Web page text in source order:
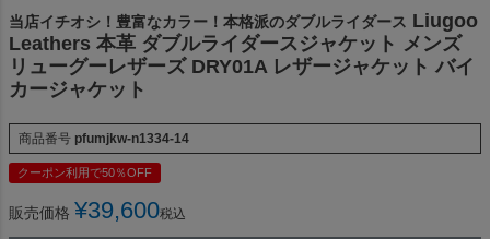
当店イチオシ！豊富なカラー！本格派のダブルライダース Liugoo
Leathers 本革 ダブルライダースジャケット メンズ
リューグーレザーズ DRY01A レザージャケット バイ
カージャケット
商品番号 pfumjkw-n1334-14
クーポン利用で50％OFF
販売価格 ¥39,600税込